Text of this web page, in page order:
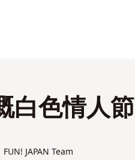
白色情人節
FUN! JAPAN Team